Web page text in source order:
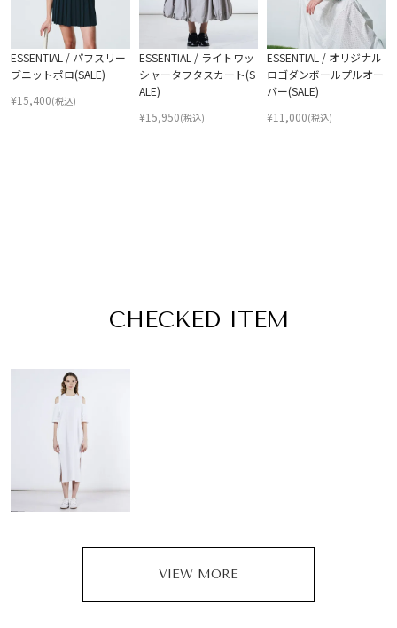
ESSENTIAL / パフスリー
ブニットポロ(SALE)
¥15,400(税込)
ESSENTIAL / ライトワッ
シャータフタスカート(S
ALE)
¥15,950(税込)
ESSENTIAL / オリジナル
ロゴダンボールプルオー
バー(SALE)
¥11,000(税込)
CHECKED ITEM
VIEW MORE